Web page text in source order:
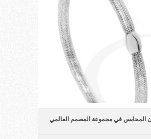
المحابس في مجموعة المصمم العالمي